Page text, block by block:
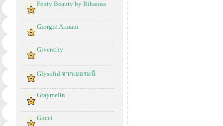
Fenty Beauty by Rihanna
Giorgio Armani
Givenchy
Glysolid จากเยอรมนี
Graymelin
Gucci